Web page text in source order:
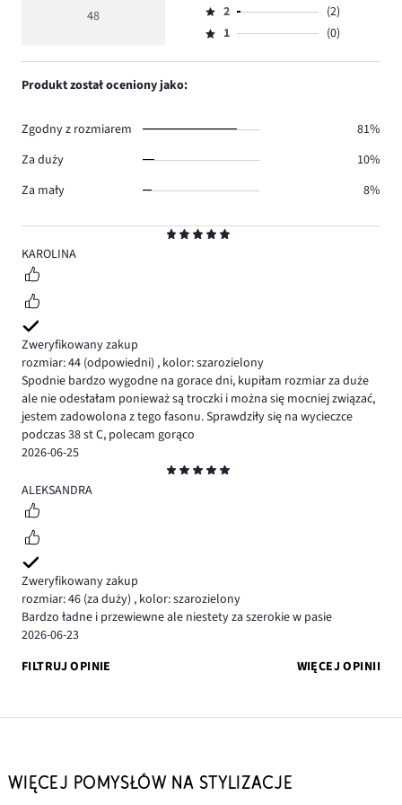
5
KAROLINA
Zweryfikowany zakup
rozmiar: 44 (odpowiedni) , kolor: szarozielony
Spodnie bardzo wygodne na gorace dni, kupiłam rozmiar za duże
ale nie odesłałam ponieważ są troczki i można się mocniej związać,
jestem zadowolona z tego fasonu. Sprawdziły się na wycieczce
podczas 38 st C, polecam gorąco
2026-06-25
5
ALEKSANDRA
Zweryfikowany zakup
rozmiar: 46 (za duży) , kolor: szarozielony
Bardzo ładne i przewiewne ale niestety za szerokie w pasie
2026-06-23
FILTRUJ OPINIE
WIĘCEJ OPINII
ocena
48
głosów
39.
ilość
głosów
3,
ilość
Ocena
2,
2
(2)
Ocena
1,
1 (0)
Produkt został oceniony jako:
Zgodny z rozmiarem
81%
Za duży
10%
Za mały
8%
WIĘCEJ POMYSŁÓW NA STYLIZACJE